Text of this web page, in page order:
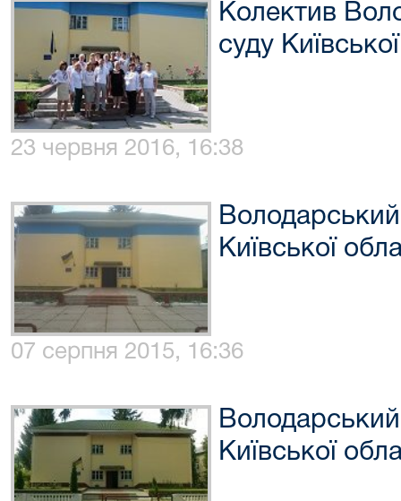
Колектив
суду
23 червня 2016, 16:38
Київської
07 серпня 2015, 16:36
Київської